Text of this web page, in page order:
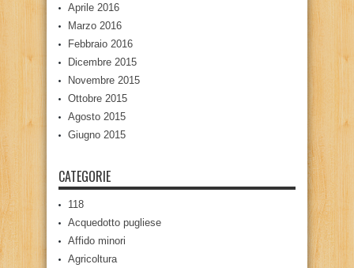
Aprile 2016
Marzo 2016
Febbraio 2016
Dicembre 2015
Novembre 2015
Ottobre 2015
Agosto 2015
Giugno 2015
CATEGORIE
118
Acquedotto pugliese
Affido minori
Agricoltura